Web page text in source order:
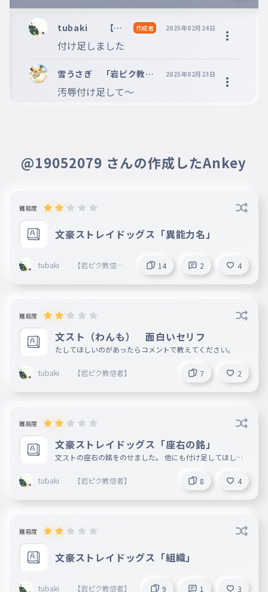
※コメントするには、ログインが必要です。
tubaki 【岩
作成者 2025年02月24日
付け足しました
雪うさぎ 「岩ピク教信
2025年02月23日
汚辱付け足して〜
@19052079 さんの作成したAnkey
難易度
文豪ストレイドッグス「異能力名」
tubaki 【岩ピク教信者
14 2 4
難易度
文スト（わんも） 面白いセリフ
たしてほしいのがあったらコメントで教えてください。
tubaki 【岩ピク教信者】 7 2
難易度
文豪ストレイドッグス「座右の銘」
文ストの座右の銘をのせました。 他にも付け足してほしい
の銘もあったら教えてください （私は、僕が良ければすべ
てよしが好きです。）
tubaki 【岩ピク教信者】 8 4
難易度
文豪ストレイドッグス「組織」
tubaki 【岩ピク教信者】 9 1 3